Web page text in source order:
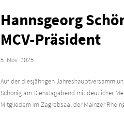
Hannsgeorg
MCV-Präsident
5. Nov. 2025
Auf der diesjährigen
Schönig am Dienstagabend mit deutlicher
Mitgliedern im Zagrebsaal der Mainzer